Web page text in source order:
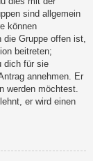
sind allgemein
können
die Gruppe offen ist,
beitreten;
dich für sie
annehmen. Er
werden möchtest.
er wird einen